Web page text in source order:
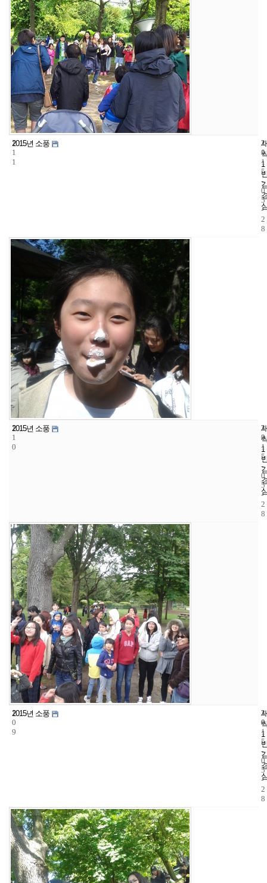
1
1
1
2015년 소풍
1
2
1
2
0
1
5
-
0
5
-
2
8
1
1
0
2015년 소풍
1
3
3
2
0
1
5
-
0
5
-
2
8
1
0
9
2015년 소풍
1
3
0
2
0
1
5
-
0
5
-
2
8